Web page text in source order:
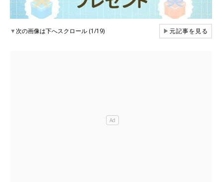
▼次の画像は下へスクロール (1/19) ▶元記事を見る